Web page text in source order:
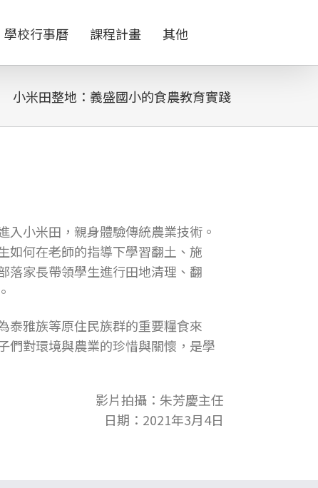
學校行事曆 課程計畫 其他
小米田整地：義盛國小的食農教育實踐
小米田，親身體驗傳統農業技術。
何在老師的指導下學習翻土、施
落家長帶領學生進行田地清理、翻
泰雅族等原住民族群的重要糧食來
們對環境與農業的珍惜與關懷，是學
影片拍攝：朱芳慶主任
日期：2021年3月4日